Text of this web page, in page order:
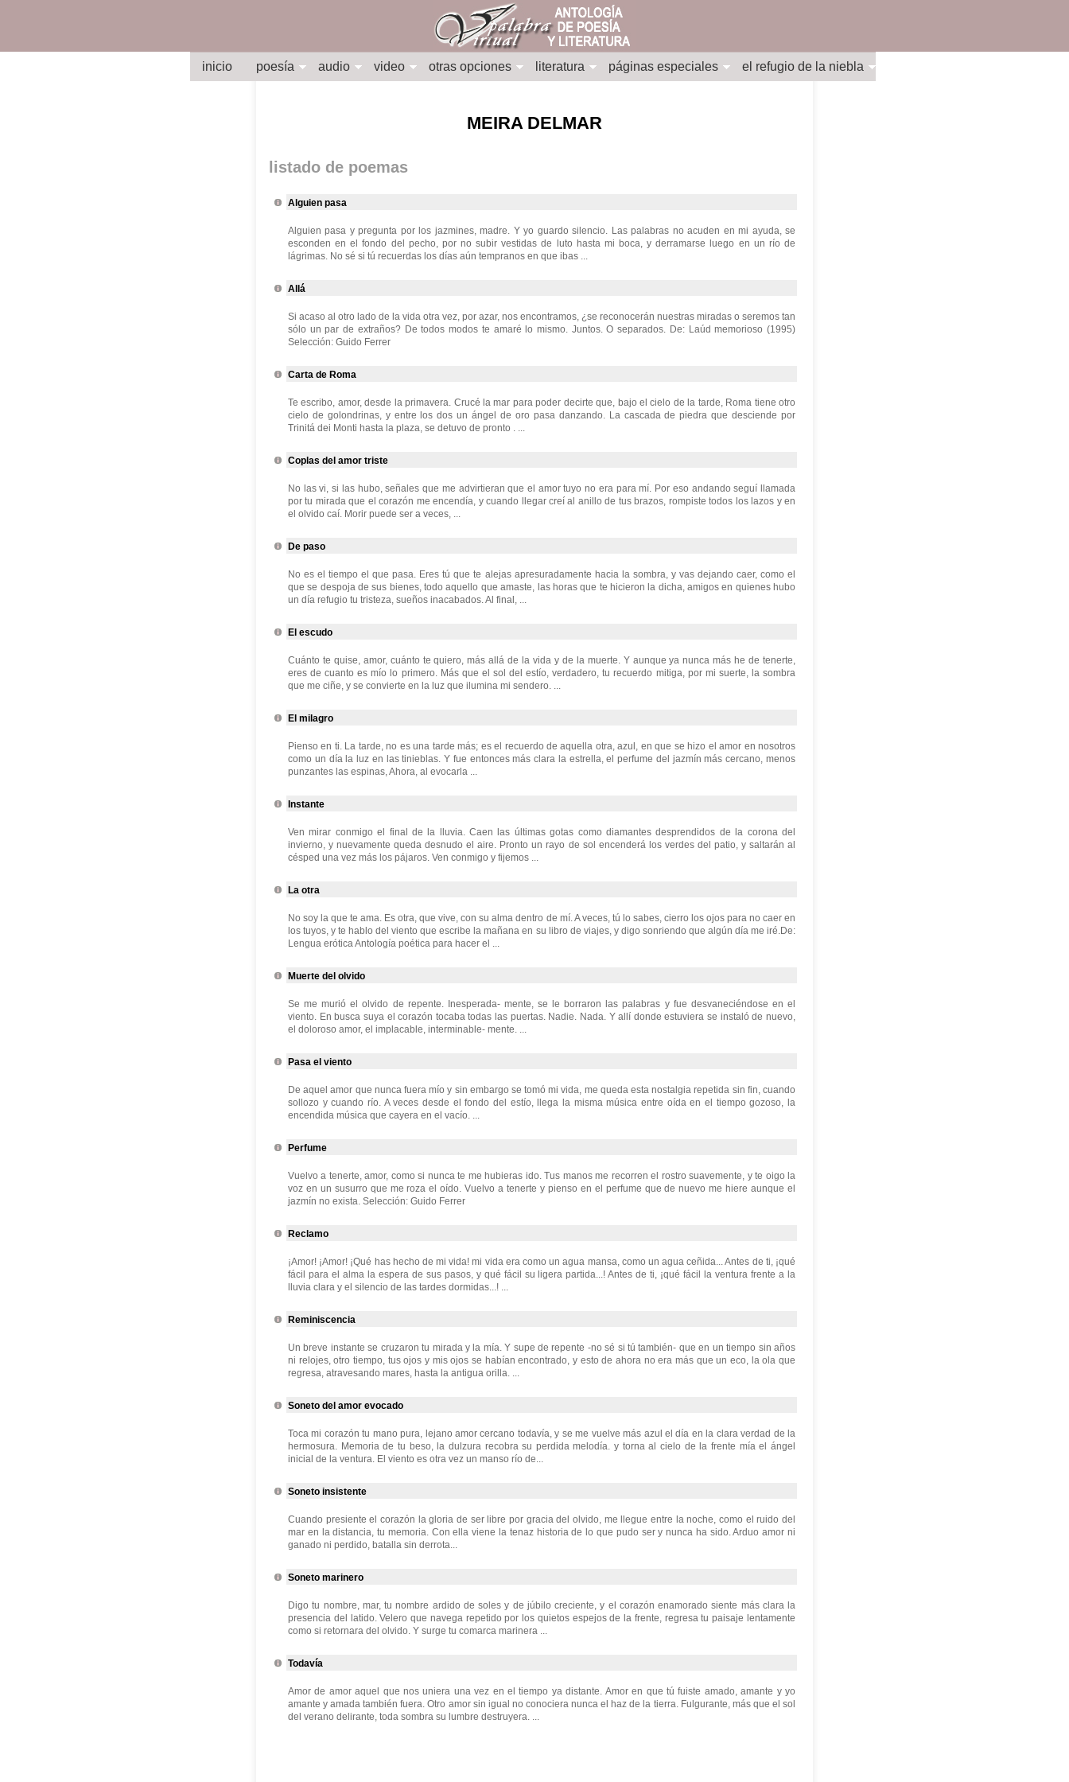
inicio poesía audio video otras opciones literatura páginas especiales el refugio de la niebla
MEIRA DELMAR
listado de poemas
Alguien pasa
Alguien pasa y pregunta por los jazmines, madre. Y yo guardo silencio. Las palabras no acuden en mi ayuda, se
esconden en el fondo del pecho, por no subir vestidas de luto hasta mi boca, y derramarse luego en un río de
lágrimas. No sé si tú recuerdas los días aún tempranos en que ibas ...
Allá
Si acaso al otro lado de la vida otra vez, por azar, nos encontramos, ¿se reconocerán nuestras miradas o seremos tan
sólo un par de extraños? De todos modos te amaré lo mismo. Juntos. O separados. De: Laúd memorioso (1995)
Selección: Guido Ferrer
Carta de Roma
Te escribo, amor, desde la primavera. Crucé la mar para poder decirte que, bajo el cielo de la tarde, Roma tiene otro
cielo de golondrinas, y entre los dos un ángel de oro pasa danzando. La cascada de piedra que desciende por
Trinitá dei Monti hasta la plaza, se detuvo de pronto . ...
Coplas del amor triste
No las vi, si las hubo, señales que me advirtieran que el amor tuyo no era para mí. Por eso andando seguí llamada
por tu mirada que el corazón me encendía, y cuando llegar creí al anillo de tus brazos, rompiste todos los lazos y en
el olvido caí. Morir puede ser a veces, ...
De paso
No es el tiempo el que pasa. Eres tú que te alejas apresuradamente hacia la sombra, y vas dejando caer, como el
que se despoja de sus bienes, todo aquello que amaste, las horas que te hicieron la dicha, amigos en quienes hubo
un día refugio tu tristeza, sueños inacabados. Al final, ...
El escudo
Cuánto te quise, amor, cuánto te quiero, más allá de la vida y de la muerte. Y aunque ya nunca más he de tenerte,
eres de cuanto es mío lo primero. Más que el sol del estío, verdadero, tu recuerdo mitiga, por mi suerte, la sombra
que me ciñe, y se convierte en la luz que ilumina mi sendero. ...
El milagro
Pienso en ti. La tarde, no es una tarde más; es el recuerdo de aquella otra, azul, en que se hizo el amor en nosotros
como un día la luz en las tinieblas. Y fue entonces más clara la estrella, el perfume del jazmín más cercano, menos
punzantes las espinas, Ahora, al evocarla ...
Instante
Ven mirar conmigo el final de la lluvia. Caen las últimas gotas como diamantes desprendidos de la corona del
invierno, y nuevamente queda desnudo el aire. Pronto un rayo de sol encenderá los verdes del patio, y saltarán al
césped una vez más los pájaros. Ven conmigo y fijemos ...
La otra
No soy la que te ama. Es otra, que vive, con su alma dentro de mí. A veces, tú lo sabes, cierro los ojos para no caer en
los tuyos, y te hablo del viento que escribe la mañana en su libro de viajes, y digo sonriendo que algún día me iré.De:
Lengua erótica Antología poética para hacer el ...
Muerte del olvido
Se me murió el olvido de repente. Inesperada- mente, se le borraron las palabras y fue desvaneciéndose en el
viento. En busca suya el corazón tocaba todas las puertas. Nadie. Nada. Y allí donde estuviera se instaló de nuevo,
el doloroso amor, el implacable, interminable- mente. ...
Pasa el viento
De aquel amor que nunca fuera mío y sin embargo se tomó mi vida, me queda esta nostalgia repetida sin fin, cuando
sollozo y cuando río. A veces desde el fondo del estío, llega la misma música entre oída en el tiempo gozoso, la
encendida música que cayera en el vacío. ...
Perfume
Vuelvo a tenerte, amor, como si nunca te me hubieras ido. Tus manos me recorren el rostro suavemente, y te oigo la
voz en un susurro que me roza el oído. Vuelvo a tenerte y pienso en el perfume que de nuevo me hiere aunque el
jazmín no exista. Selección: Guido Ferrer
Reclamo
¡Amor! ¡Amor! ¡Qué has hecho de mi vida! mi vida era como un agua mansa, como un agua ceñida... Antes de ti, ¡qué
fácil para el alma la espera de sus pasos, y qué fácil su ligera partida...! Antes de ti, ¡qué fácil la ventura frente a la
lluvia clara y el silencio de las tardes dormidas...! ...
Reminiscencia
Un breve instante se cruzaron tu mirada y la mía. Y supe de repente -no sé si tú también- que en un tiempo sin años
ni relojes, otro tiempo, tus ojos y mis ojos se habían encontrado, y esto de ahora no era más que un eco, la ola que
regresa, atravesando mares, hasta la antigua orilla. ...
Soneto del amor evocado
Toca mi corazón tu mano pura, lejano amor cercano todavía, y se me vuelve más azul el día en la clara verdad de la
hermosura. Memoria de tu beso, la dulzura recobra su perdida melodía. y torna al cielo de la frente mía el ángel
inicial de la ventura. El viento es otra vez un manso río de...
Soneto insistente
Cuando presiente el corazón la gloria de ser libre por gracia del olvido, me llegue entre la noche, como el ruido del
mar en la distancia, tu memoria. Con ella viene la tenaz historia de lo que pudo ser y nunca ha sido. Arduo amor ni
ganado ni perdido, batalla sin derrota...
Soneto marinero
Digo tu nombre, mar, tu nombre ardido de soles y de júbilo creciente, y el corazón enamorado siente más clara la
presencia del latido. Velero que navega repetido por los quietos espejos de la frente, regresa tu paisaje lentamente
como si retornara del olvido. Y surge tu comarca marinera ...
Todavía
Amor de amor aquel que nos uniera una vez en el tiempo ya distante. Amor en que tú fuiste amado, amante y yo
amante y amada también fuera. Otro amor sin igual no conociera nunca el haz de la tierra. Fulgurante, más que el sol
del verano delirante, toda sombra su lumbre destruyera. ...